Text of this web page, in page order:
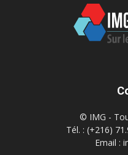
© IMG -
Tél. : (+216)
Email :